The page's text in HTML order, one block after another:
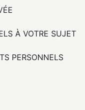
À VOTRE SUJET
PERSONNELS